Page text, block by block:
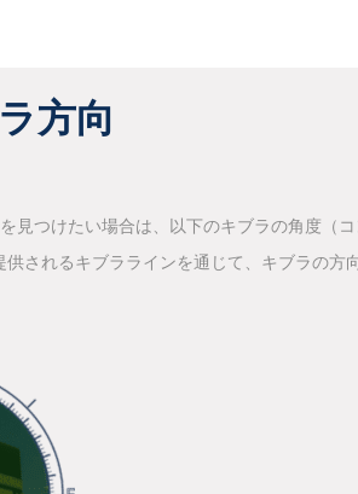
方向
見つけたい場合は、以下のキブラの角度（
されるキブララインを通じて、キブラの方